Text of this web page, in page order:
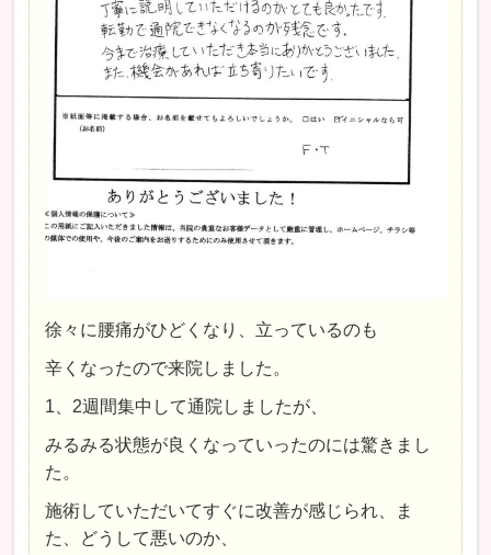
徐々に腰痛がひどくなり、立っているのも
辛くなったので来院しました。
1、2週間集中して通院しましたが、
みるみる状態が良くなっていったのには驚きまし
た。
施術していただいてすぐに改善が感じられ、ま
た、どうして悪いのか、